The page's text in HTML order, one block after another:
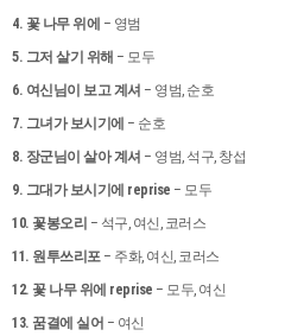
4. 꽃 나무 위에 – 영범
5. 그저 살기 위해 – 모두
6. 여신님이 보고 계셔 – 영범, 순호
7. 그녀가 보시기에 – 순호
8. 장군님이 살아 계셔 – 영범, 석구, 창섭
9. 그대가 보시기에 reprise – 모두
10. 꽃봉오리 – 석구, 여신, 코러스
11. 원투쓰리포 – 주화, 여신, 코러스
12. 꽃 나무 위에 reprise – 모두, 여신
13. 꿈결에 실어 – 여신